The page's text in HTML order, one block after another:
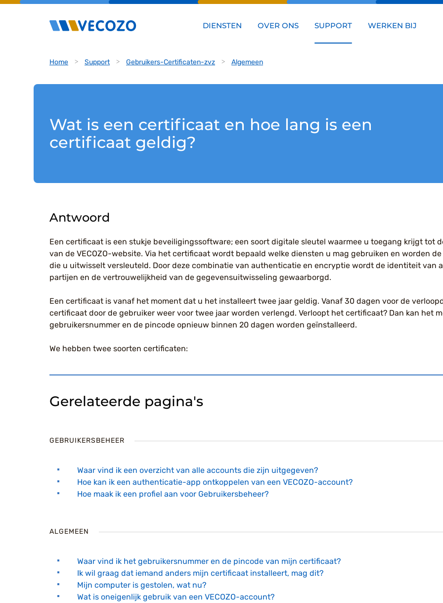
DIENSTEN OVER ONS SUPPORT WERKEN BIJ
Home Support Gebruikers-Certificaten-zvz Algemeen
Wat is een certificaat en hoe lang is een
certificaat geldig?
Antwoord
Een certificaat is een stukje beveiligingssoftware; een soort digitale sleutel waarmee u toegang krijgt tot
van de VECOZO-website. Via het certificaat wordt bepaald welke diensten u mag gebruiken en worden
die u uitwisselt versleuteld. Door deze combinatie van authenticatie en encryptie wordt de identiteit van
partijen en de vertrouwelijkheid van de gegevensuitwisseling gewaarborgd.
Een certificaat is vanaf het moment dat u het installeert twee jaar geldig. Vanaf 30 dagen voor de
certificaat door de gebruiker weer voor twee jaar worden verlengd. Verloopt het certificaat? Dan kan het
gebruikersnummer en de pincode opnieuw binnen 20 dagen worden geïnstalleerd.
We hebben twee soorten certificaten:
Gerelateerde pagina's
GEBRUIKERSBEHEER
Waar vind ik een overzicht van alle accounts die zijn uitgegeven?
Hoe kan ik een authenticatie-app ontkoppelen van een VECOZO-account?
Hoe maak ik een profiel aan voor Gebruikersbeheer?
ALGEMEEN
Waar vind ik het gebruikersnummer en de pincode van mijn certificaat?
Ik wil graag dat iemand anders mijn certificaat installeert, mag dit?
Mijn computer is gestolen, wat nu?
Wat is oneigenlijk gebruik van een VECOZO-account?